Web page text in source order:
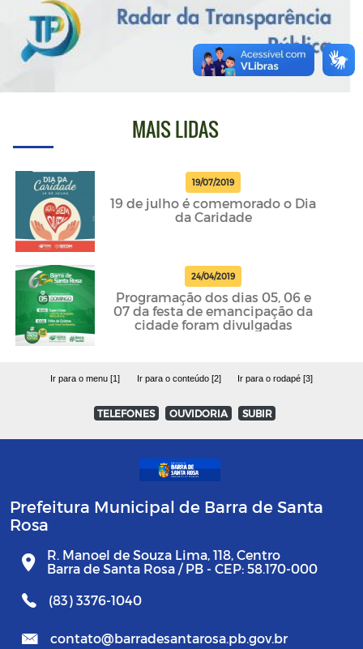
MAIS LIDAS
19/07/2019
19 de julho é comemorado o Dia
da Caridade
24/04/2019
Programação dos dias 05, 06 e
07 da festa de emancipação da
cidade foram divulgadas
Ir para o menu [1] Ir para o conteúdo [2] Ir para o rodapé [3]
TELEFONES OUVIDORIA SUBIR
Prefeitura Municipal de Barra de Santa
Rosa
R. Manoel de Souza Lima, 118, Centro
Barra de Santa Rosa / PB - CEP: 58.170-000
(83) 3376-1040
contato@barradesantarosa.pb.gov.br